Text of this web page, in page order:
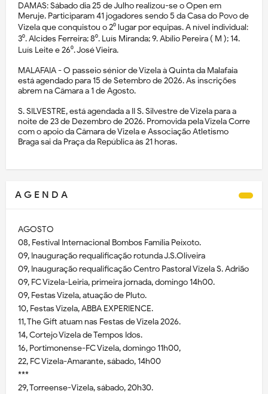
DAMAS: Sábado dia 25 de Julho realizou-se o Open em
Meruje. Participaram 41 jogadores sendo 5 da Casa do Povo de
Vizela que conquistou o 2⁰ lugar por equipas. A nível individual:
3⁰. Alcides Ferreira; 8⁰. Luís Miranda; 9. Abílio Pereira ( M ); 14.
Luís Leite e 26⁰. José Vieira.
MALAFAIA - O passeio sénior de Vizela à Quinta da Malafaia
está agendado para 15 de Setembro de 2026. As inscrições
abrem na Câmara a 1 de Agosto.
S. SILVESTRE, está agendada a II S. Silvestre de Vizela para a
noite de 23 de Dezembro de 2026. Promovida pela Vizela Corre
com o apoio da Câmara de Vizela e Associação Atletismo
Braga sai da Praça da República às 21 horas.
A G E N D A
AGOSTO
08, Festival Internacional Bombos Família Peixoto.
09, Inauguração requalificação rotunda J.S.Oliveira
09, Inauguração requalificação Centro Pastoral Vizela S. Adrião
09, FC Vizela-Leiria, primeira jornada, domingo 14h00.
09, Festas Vizela, atuação de Pluto.
10, Festas Vizela, ABBA EXPERIENCE.
11, The Gift atuam nas Festas de Vizela 2026.
14, Cortejo Vizela de Tempos Idos.
16, Portimonense-FC Vizela, domingo 11h00,
22, FC Vizela-Amarante, sábado, 14h00
***
29, Torreense-Vizela, sábado, 20h30.